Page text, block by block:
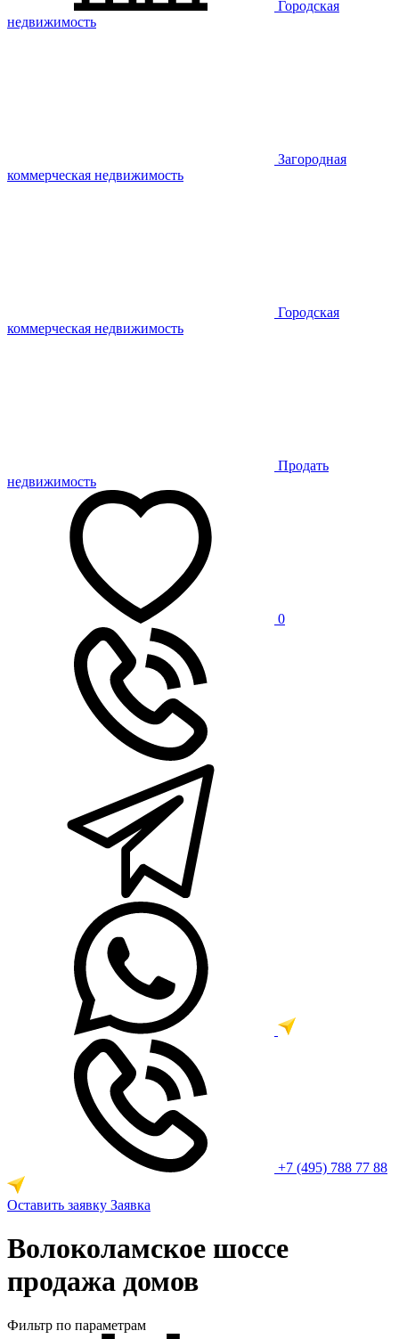
Городская
недвижимость
Загородная
коммерческая недвижимость
Городская
коммерческая недвижимость
Продать
недвижимость
0
+7 (495) 788 77 88
Оставить заявку Заявка
Волоколамское шоссе
продажа домов
Фильтр по параметрам